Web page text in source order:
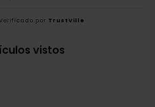
por TrustVille
vistos